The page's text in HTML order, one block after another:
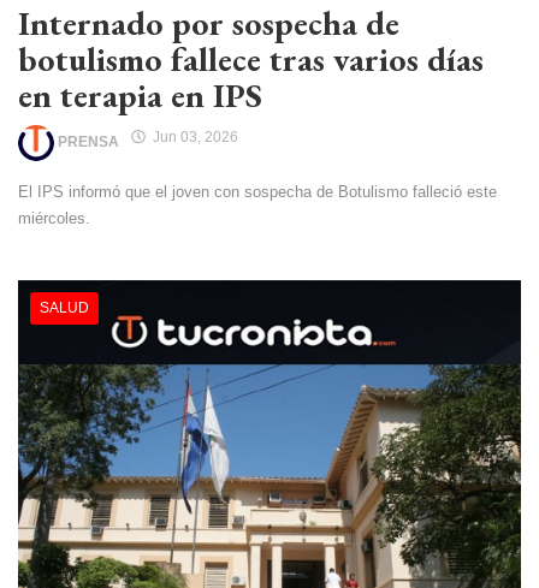
Internado por sospecha de
botulismo fallece tras varios días
en terapia en IPS
PRENSA Jun 03, 2026
El IPS informó que el joven con sospecha de Botulismo falleció este
miércoles.
SALUD